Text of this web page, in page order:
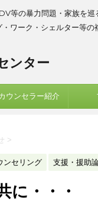
等の暴力問題・家族を巡
ワーク・シェルター等の
ンター
ウンセラー紹介
>
ンセリング 支援・援助
に・・・